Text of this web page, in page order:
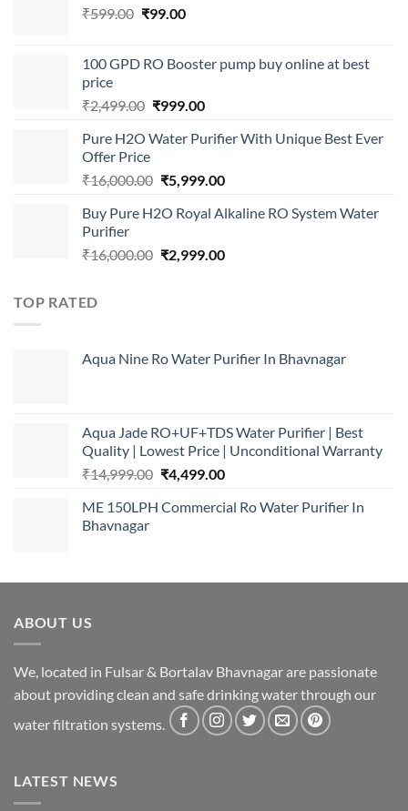
₹599.00 Original
₹599.00.
₹99.00Current
₹99.00.
100 GPD RO Booster pump buy online at best
price
₹2,499.00 Original
was:
₹999.00Current
is:
Pure H2O Water Purifier With Unique Best Ever
Offer Price
₹16,000.00 Original
was:
₹5,999.00Current
is:
Buy Pure H2O Royal Alkaline RO System Water
Purifier
₹16,000.00 Original
₹2,999.00Current
TOP RATED
Aqua Nine Ro Water Purifier In Bhavnagar
Aqua Jade RO+UF+TDS Water Purifier | Best
Quality | Lowest Price | Unconditional Warranty
₹14,999.00 Original
was:
₹4,499.00Current
is:
ME 150LPH Commercial Ro Water Purifier In
Bhavnagar
ABOUT US
We, located in Fulsar & Bortalav Bhavnagar are passionate
about providing clean and safe drinking water through our
water filtration systems.
LATEST NEWS